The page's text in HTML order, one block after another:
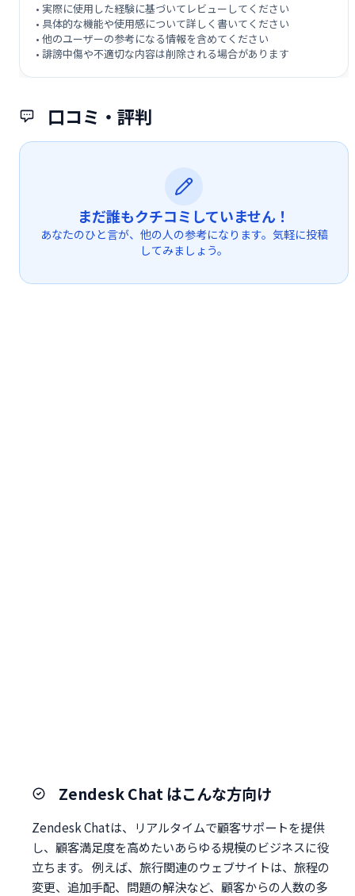
口コミ・評判
まだ誰もクチコミしていません！
あなたのひと言が、他の人の参考になります。気軽に投稿
してみましょう。
• 実際に使用した経験に基づいてレビューしてください
• 具体的な機能や使用感について詳しく書いてください
• 他のユーザーの参考になる情報を含めてください
• 誹謗中傷や不適切な内容は削除される場合があります
Zendesk Chat はこんな方向け
Zendesk Chatは、リアルタイムで顧客サポートを提供
し、顧客満足度を高めたいあらゆる規模のビジネスに役
立ちます。 例えば、旅行関連のウェブサイトは、旅程の
変更、追加手配、問題の解決など、顧客からの人数の多